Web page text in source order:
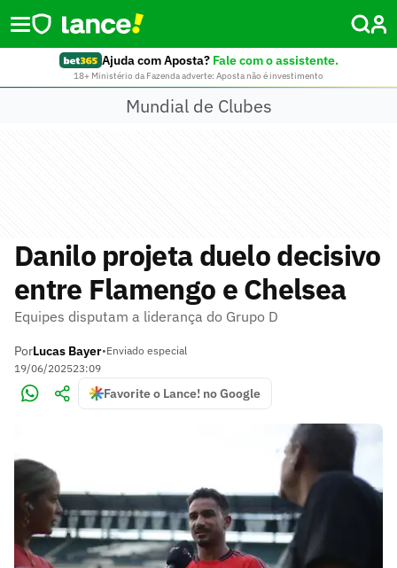
Ajuda com Aposta? Fale com o assistente.
18+ Ministério da Fazenda adverte: Aposta não é investimento
Mundial de Clubes
Danilo projeta duelo decisivo
entre Flamengo e Chelsea
Equipes disputam a liderança do Grupo D
PorLucas Bayer•Enviado especial
19/06/202523:09
Favorite o Lance! no Google